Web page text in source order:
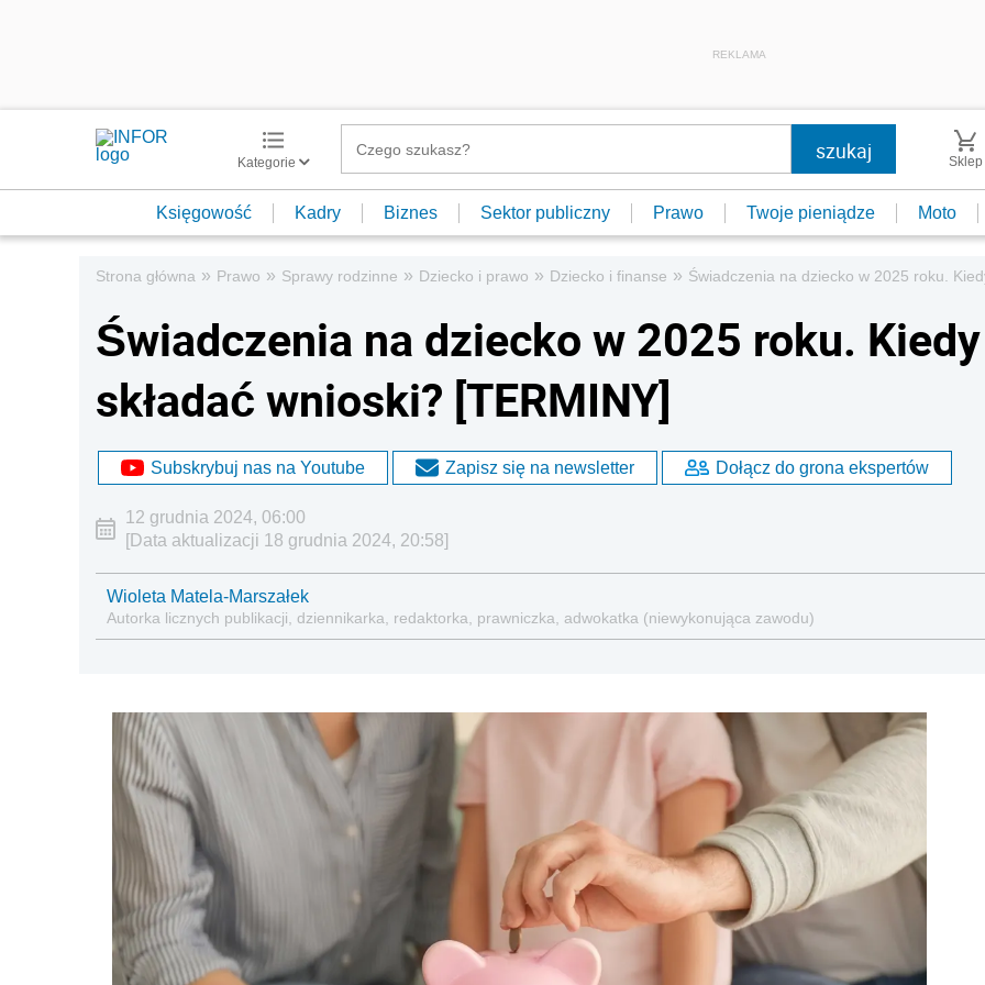
REKLAMA
Kategorie Sklep
Księgowość Kadry Biznes Sektor publiczny Prawo Twoje pieniądze Moto
Strona główna » Prawo » Sprawy rodzinne » Dziecko i prawo » Dziecko i finanse » Świadczenia na dziecko w 2025 roku.
Świadczenia na dziecko w 2025 roku. Kiedy
składać wnioski? [TERMINY]
Subskrybuj nas na Youtube Zapisz się na newsletter Dołącz do grona ekspertów
12 grudnia 2024, 06:00
[Data aktualizacji 18 grudnia 2024, 20:58]
Wioleta Matela-Marszałek
Autorka licznych publikacji, dziennikarka, redaktorka, prawniczka, adwokatka (niewykonująca zawodu)